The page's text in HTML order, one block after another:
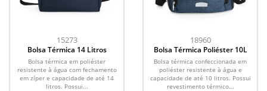
15273
Bolsa Térmica 14 Litros
Bolsa térmica em poliéster
resistente à água com fechamento
em zíper e capacidade de até 14
litros. Possui...
18960
Bolsa Térmica Poliéster 10L
Bolsa térmica confeccionada em
poliéster resistente à água e
capacidade de até 10 litros. Possui
revestimento térmico...